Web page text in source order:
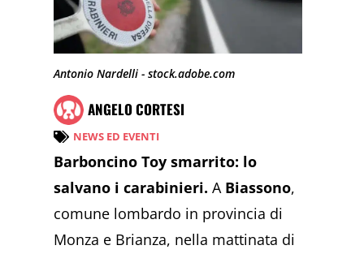
Antonio Nardelli - stock.adobe.com
ANGELO CORTESI
NEWS ED EVENTI
Barboncino Toy smarrito: lo
salvano i carabinieri.A Biassono,
comune lombardo in provincia di
Monza e Brianza, nella mattinata di